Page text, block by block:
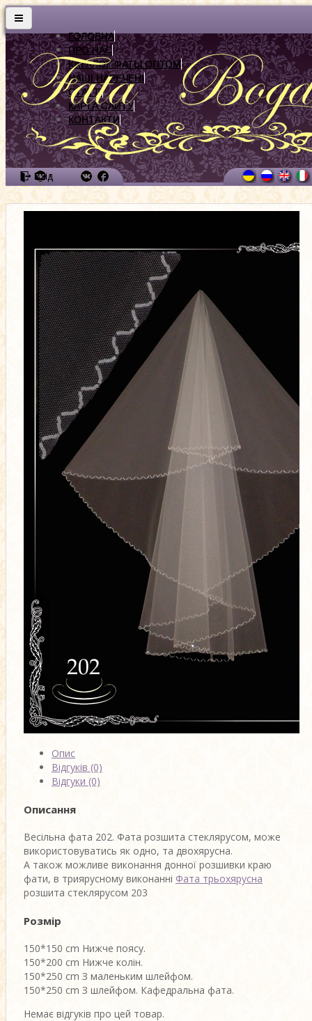
ГОЛОВНА
ПРО НАС
КАТАЛОГ ФАТЫ ОПТОМ
НАШІ НАРЕЧЕНІ
СТАТТІ
КАРТА САЙТУ
КОНТАКТИ
Вхід
Опис
Відгуків (0)
Відгуки (0)
Описання
Весільна фата 202. Фата розшита стеклярусом, може
використовуватись як одно, та двохярусна.
А також можливе виконання донної розшивки краю
фати, в триярусному виконанні Фата трьохярусна
розшита стеклярусом 203
Розмір
150*150 cm Нижче поясу.
150*200 cm Нижче колін.
150*250 cm З маленьким шлейфом.
150*250 cm З шлейфом. Кафедральна фата.
Немає відгуків про цей товар.